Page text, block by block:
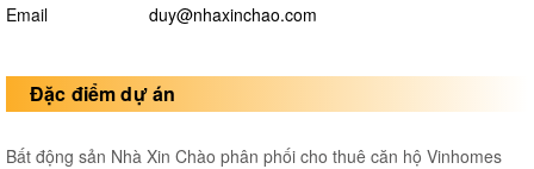
Email duy@nhaxinchao.com
Đặc điểm dự án
Bất động sản Nhà Xin Chào phân phối cho thuê căn hộ Vinhomes